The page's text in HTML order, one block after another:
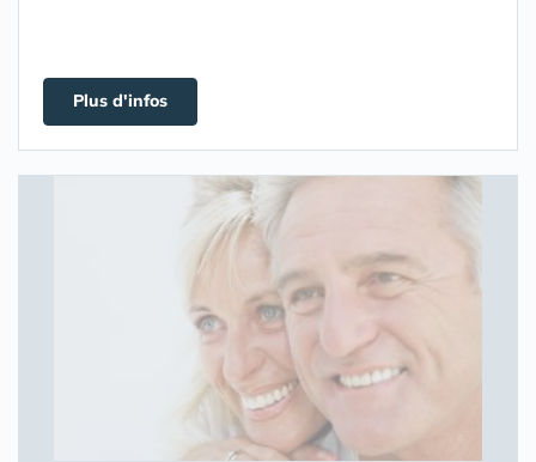
Plus d'infos